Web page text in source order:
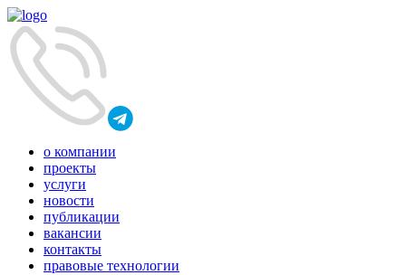
о компании
проекты
услуги
новости
публикации
вакансии
контакты
правовые технологии